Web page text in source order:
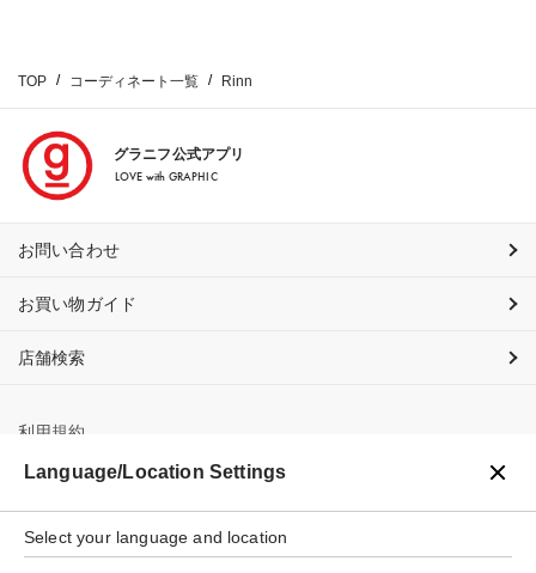
TOP コーディネート一覧 Rinn
グラニフ公式アプリ
LOVE with GRAPHIC
お問い合わせ
お買い物ガイド
店舗検索
利用規約
プライバシーポリシー
特定商取引法に基づく表示
Language/Location Settings
Select your language and location